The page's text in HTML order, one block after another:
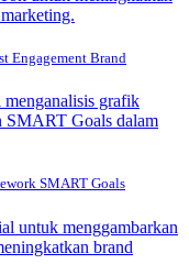
Engagement Brand
SMART Goals